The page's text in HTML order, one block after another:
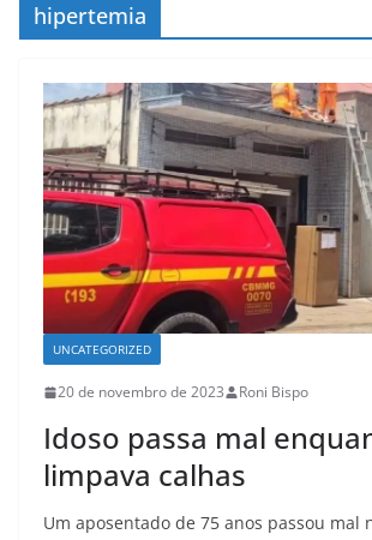
hipertemia
UNCATEGORIZED
20 de novembro de 2023 Roni Bispo
Idoso passa mal
limpava calhas
Um aposentado de 75 anos passou mal